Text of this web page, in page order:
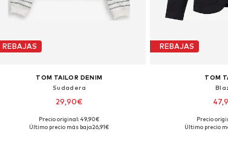
REBAJAS
TOM TAILOR DENIM
Sudadera
29,90€
Tallas disponibles: XS, M, L, XL, XXL
Precio original: 49,90€
Último precio más bajo:26,91€
REBAJAS
TOM
Tallas
Precio
Último precio